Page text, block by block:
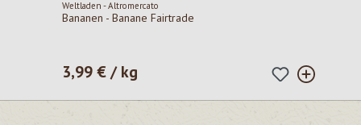
Weltladen - Altromercato
Bananen - Banane Fairtrade
Prezzo normale:
3,99 € / kg